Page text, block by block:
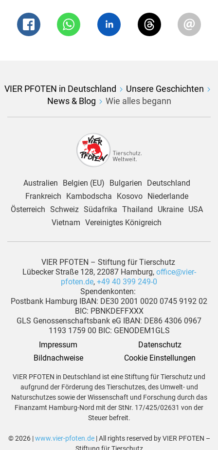
VIER PFOTEN in Deutschland
Unsere Geschichten
News & Blog
Wie alles begann
Australien Belgien (EU) Bulgarien
Deutschland
Frankreich
Kambodscha Kosovo
Niederlande
Österreich Schweiz Südafrika Thailand Ukraine
USA
Vietnam Vereinigtes Königreich
VIER PFOTEN – Stiftung für Tierschutz
Lübecker Straße 128, 22087 Hamburg, office@vier-
pfoten.de, +49 40 399 249-0
Spendenkonten:
Postbank Hamburg IBAN: DE30 2001 0020 0745 9192 02
BIC: PBNKDEFFXXX
GLS Genossenschaftsbank eG IBAN: DE86 4306 0967
1193 1759 00 BIC: GENODEM1GLS
Impressum
Datenschutz
Bildnachweise
Cookie Einstellungen
VIER PFOTEN in Deutschland ist eine Stiftung für Tierschutz und
aufgrund der Förderung des Tierschutzes, des Umwelt- und
Naturschutzes sowie der Wissenschaft und Forschung durch das
Finanzamt Hamburg-Nord mit der StNr. 17/425/02631 von der
Steuer befreit.
© 2026 |www.vier-pfoten.de| All rights reserved by VIER PFOTEN –